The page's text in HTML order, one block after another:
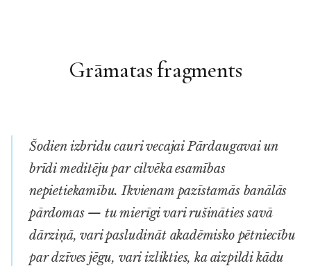
Grāmatas fragments
Šodien izbridu cauri vecajai Pārdaugavai un
brīdi meditēju par cilvēka esamības
nepietiekamību. Ikvienam pazīstamās banālās
pārdomas — tu mierīgi vari rušināties savā
dārziņā, vari pasludināt akadēmisko pētniecību
par dzīves jēgu, vari izlikties, ka aizpildi kādu